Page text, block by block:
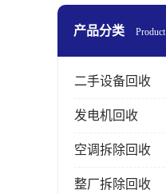
产品分类 Product
二手设备回收
发电机回收
空调拆除回收
整厂拆除回收